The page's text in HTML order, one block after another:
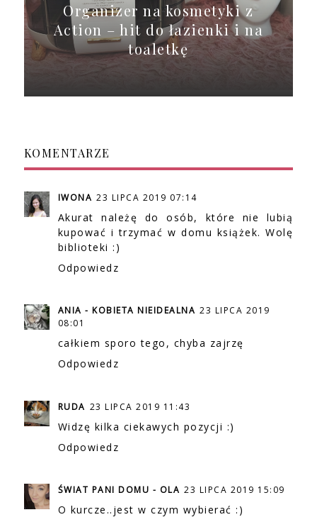
Organizer na kosmetyki z
Action – hit do łazienki i na
toaletkę
KOMENTARZE
IWONA 23 LIPCA 2019 07:14
Akurat należę do osób, które nie lubią
kupować i trzymać w domu książek. Wolę
biblioteki :)
Odpowiedz
ANIA - KOBIETA NIEIDEALNA 23 LIPCA 2019
08:01
całkiem sporo tego, chyba zajrzę
Odpowiedz
RUDA 23 LIPCA 2019 11:43
Widzę kilka ciekawych pozycji :)
Odpowiedz
ŚWIAT PANI DOMU - OLA 23 LIPCA 2019 15:09
O kurcze..jest w czym wybierać :)